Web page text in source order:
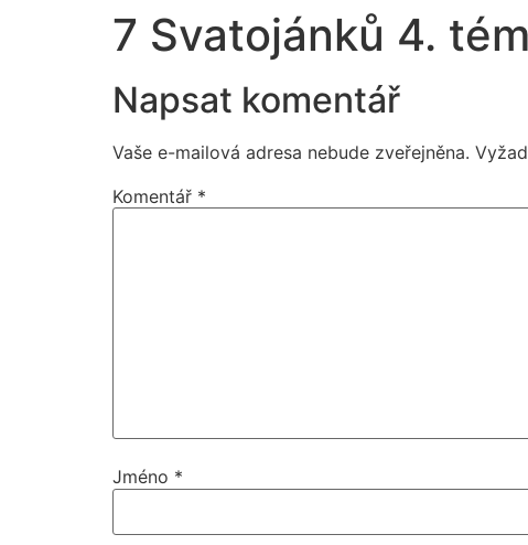
7 Svatojánků 4.
Napsat komentář
Vaše e-mailová adresa nebude zveřejněna.
Komentář *
Jméno *